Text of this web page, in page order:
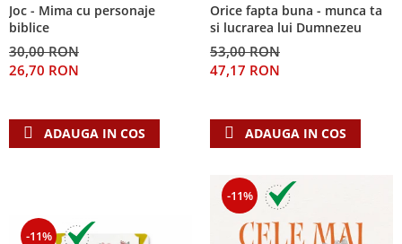
Joc - Mima cu personaje
biblice
30,00 RON
26,70 RON
ADAUGA IN COS
Orice fapta buna - munca ta
si lucrarea lui Dumnezeu
53,00 RON
47,17 RON
ADAUGA IN COS
-11%
-11%